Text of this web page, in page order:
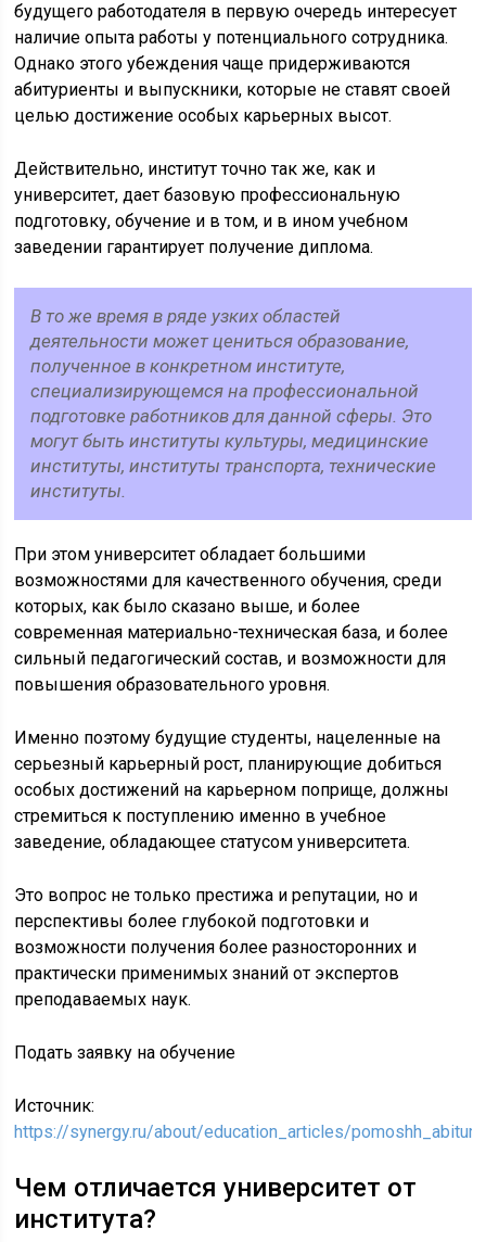
будущего работодателя в первую очередь интересует
наличие опыта работы у потенциального сотрудника.
Однако этого убеждения чаще придерживаются
абитуриенты и выпускники, которые не ставят своей
целью достижение особых карьерных высот.
Действительно, институт точно так же, как и
университет, дает базовую профессиональную
подготовку, обучение и в том, и в ином учебном
заведении гарантирует получение диплома.
В то же время в ряде узких областей
деятельности может цениться образование,
полученное в конкретном институте,
специализирующемся на профессиональной
подготовке работников для данной сферы. Это
могут быть институты культуры, медицинские
институты, институты транспорта, технические
институты.
При этом университет обладает большими
возможностями для качественного обучения, среди
которых, как было сказано выше, и более
современная материально-техническая база, и более
сильный педагогический состав, и возможности для
повышения образовательного уровня.
Именно поэтому будущие студенты, нацеленные на
серьезный карьерный рост, планирующие добиться
особых достижений на карьерном поприще, должны
стремиться к поступлению именно в учебное
заведение, обладающее статусом университета.
Это вопрос не только престижа и репутации, но и
перспективы более глубокой подготовки и
возможности получения более разносторонних и
практически применимых знаний от экспертов
преподаваемых наук.
Подать заявку на обучение
Источник:
https://synergy.ru/about/education_articles/
Чем отличается университет от
института?